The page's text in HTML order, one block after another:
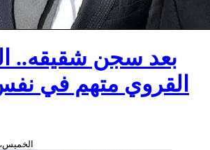
بعد سجن شقيقه..
القروي متهم في
الخميس، 24 ديسمبر، 2020 - 13:53